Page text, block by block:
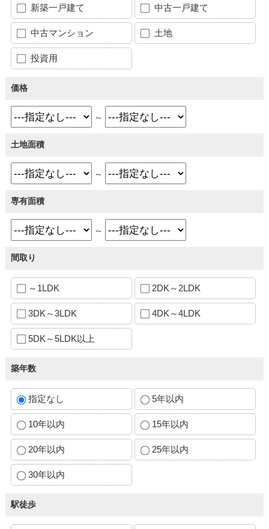
新築一戸建て 中古一戸建て
中古マンション 土地
投資用
価格
～
土地面積
～
専有面積
～
間取り
～1LDK 2DK～2LDK
3DK～3LDK 4DK～4LDK
5DK～5LDK以上
築年数
指定なし 5年以内
10年以内 15年以内
20年以内 25年以内
30年以内
駅徒歩